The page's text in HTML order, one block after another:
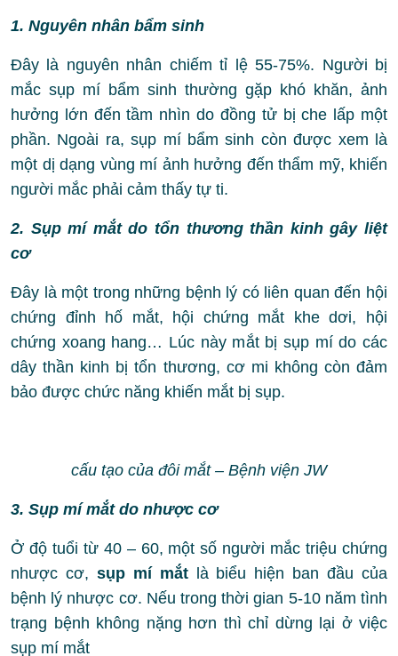
1. Nguyên nhân bẩm sinh
Đây là nguyên nhân chiếm tỉ lệ 55-75%. Người bị
mắc sụp mí bẩm sinh thường gặp khó khăn, ảnh
hưởng lớn đến tầm nhìn do đồng tử bị che lấp một
phần. Ngoài ra, sụp mí bẩm sinh còn được xem là
một dị dạng vùng mí ảnh hưởng đến thẩm mỹ, khiến
người mắc phải cảm thấy tự ti.
2. Sụp mí mắt do tổn thương thần kinh gây liệt
cơ
Đây là một trong những bệnh lý có liên quan đến hội
chứng đỉnh hố mắt, hội chứng mắt khe dơi, hội
chứng xoang hang… Lúc này mắt bị sụp mí do các
dây thần kinh bị tổn thương, cơ mi không còn đảm
bảo được chức năng khiến mắt bị sụp.
cấu tạo của đôi mắt – Bệnh viện JW
3. Sụp mí mắt do nhược cơ
Ở độ tuổi từ 40 – 60, một số người mắc triệu chứng
nhược cơ, sụp mí mắtlà biểu hiện ban đầu của
bệnh lý nhược cơ. Nếu trong thời gian 5-10 năm tình
trạng bệnh không nặng hơn thì chỉ dừng lại ở việc
sụp mí mắt